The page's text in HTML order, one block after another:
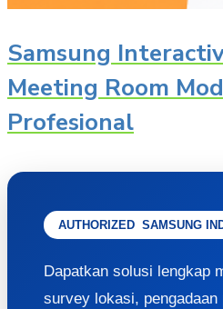
Samsung
Meeting Room
Profesional
AUTHORIZED SAMSUNG
Dapatkan solusi lengkap
survey lokasi,